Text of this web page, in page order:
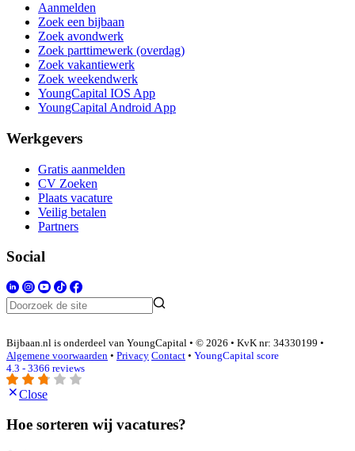
Aanmelden
Zoek een bijbaan
Zoek avondwerk
Zoek parttimewerk (overdag)
Zoek vakantiewerk
Zoek weekendwerk
YoungCapital IOS App
YoungCapital Android App
Werkgevers
Gratis aanmelden
CV Zoeken
Plaats vacature
Veilig betalen
Partners
Social
Bijbaan.nl is onderdeel van YoungCapital • © 2026 • KvK nr: 34330199 •
Algemene voorwaarden • Privacy Contact • YoungCapital score
4.3 - 3366 reviews
Close
Hoe sorteren wij vacatures?